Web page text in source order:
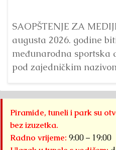
SAOPŠTENJE ZA
augusta 2026. godine
međunarodna sportska
pod zajedničkim
Piramide, tuneli i park su
bez izuzetka.
Radno vrijeme: 9:00 – 19:00